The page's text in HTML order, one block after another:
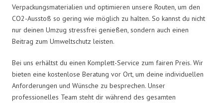
Verpackungsmaterialien und optimieren unsere Routen, um den
CO2-Ausstoß so gering wie möglich zu halten. So kannst du nicht
nur deinen Umzug stressfrei genießen, sondern auch einen
Beitrag zum Umweltschutz leisten.
Bei uns erhältst du einen Komplett-Service zum fairen Preis. Wir
bieten eine kostenlose Beratung vor Ort, um deine individuellen
Anforderungen und Wünsche zu besprechen. Unser
professionelles Team steht dir während des gesamten